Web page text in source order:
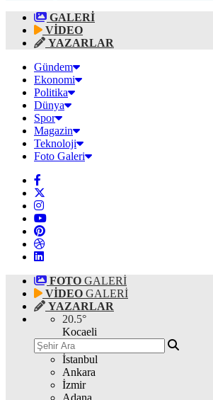
GALERİ
VİDEO
YAZARLAR
Gündem
Ekonomi
Politika
Dünya
Spor
Magazin
Teknoloji
Foto Galeri
FOTO GALERİ
VİDEO GALERİ
YAZARLAR
20.5°
Kocaeli
İstanbul
Ankara
İzmir
Adana